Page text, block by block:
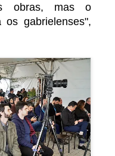
obras, mas o
gabrielenses",